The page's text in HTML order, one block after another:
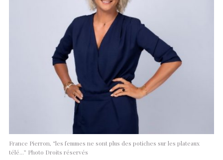
France Pierron, “les femmes ne sont plus des potiches sur les plateaux
télé…” Photo Droits réservés